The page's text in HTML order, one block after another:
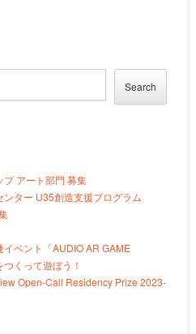
Search
アート部門 募集
ター U35創造支援プログラム
イベント「AUDIO AR GAME
くって遊ぼう！
Open-Call Residency Prize 2023-